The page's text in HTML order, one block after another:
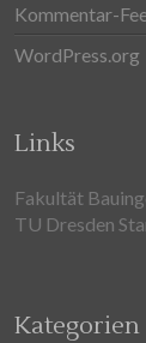
Kommentar-
WordPress.org
Links
Fakultät
TU Dresden
Kategorien